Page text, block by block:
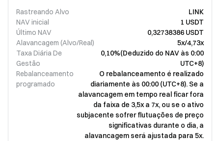
Rastreando Alvo
LINK
NAV inicial
1 USDT
Último NAV
0,32738386 USDT
Alavancagem (Alvo/Real)
5x/4,73x
Taxa Diária De
Gestão
0,10%(Deduzido do NAV às 0:00
UTC+8)
Rebalanceamento
programado
O rebalanceamento é realizado
diariamente às 00:00 (UTC+8). Se a
alavancagem em tempo real ficar fora
da faixa de 3,5x a 7x, ou se o ativo
subjacente sofrer flutuações de preço
significativas durante o dia, a
alavancagem será ajustada para 5x.